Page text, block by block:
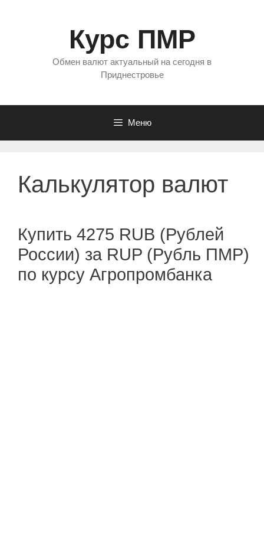
Курс ПМР
Обмен валют актуальный на сегодня в
Приднестровье
Меню
Калькулятор валют
Купить 4275 RUB (Рублей
России) за RUP (Рубль ПМР)
по курсу Агропромбанка